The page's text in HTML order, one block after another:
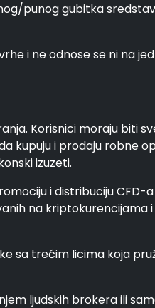
punog gubitka
i ne odnose se ni na
Korisnici moraju biti
kupuju i prodaju robne
izuzeti.
i distribuciju
na kriptokurencijama
sa trećim licima koja
ljudskih brokera ili